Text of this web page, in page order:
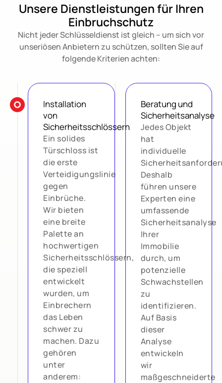
Unsere Dienstleistungen für Ihren
Einbruchschutz
Nicht jeder Schlüsseldienst ist gleich – um sich vor
unseriösen Anbietern zu schützen, sollten Sie auf
folgende Kriterien achten:
Beratung und
Sicherheitsanalyse
Jedes Objekt
hat
individuelle
Deshalb
führen unsere
Experten eine
umfassende
Sicherheitsanalyse
Ihrer
Immobilie
durch, um
potenzielle
Schwachstellen
zu
identifizieren.
Auf Basis
dieser
Analyse
entwickeln
wir
maßgeschneiderte
Installation
von
Sicherheitsschlössern
Ein solides
Türschloss ist
die erste
Verteidigungslinie
gegen
Einbrüche.
Wir bieten
eine breite
Palette an
hochwertigen
Sicherheitsschlössern,
die speziell
entwickelt
wurden, um
Einbrechern
das Leben
schwer zu
machen. Dazu
gehören
unter
anderem: